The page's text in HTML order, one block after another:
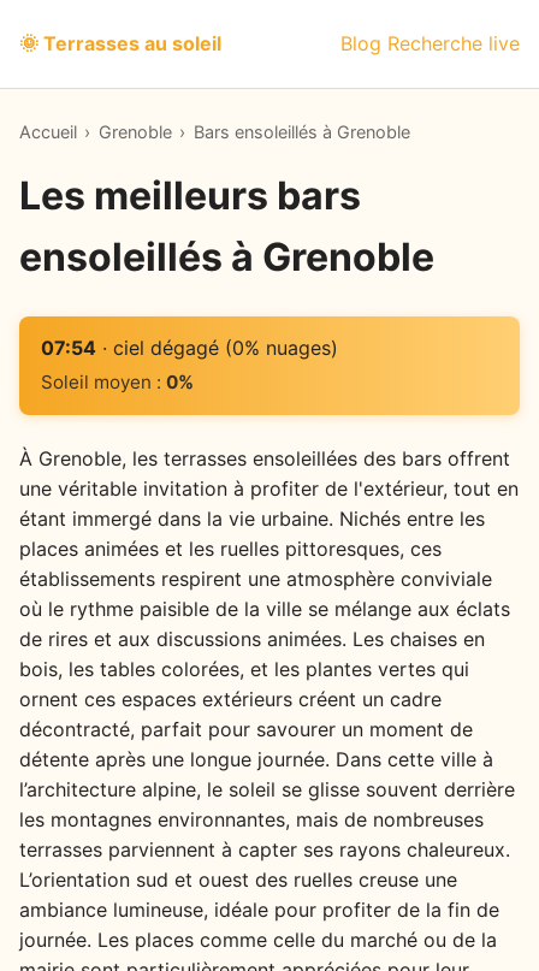
🌞 Terrasses au soleil Blog Recherche live
Accueil › Grenoble › Bars ensoleillés à Grenoble
Les meilleurs bars
ensoleillés à Grenoble
07:54· ciel dégagé (0% nuages)
Soleil moyen : 0%
À Grenoble, les terrasses ensoleillées des bars offrent
une véritable invitation à profiter de l'extérieur, tout en
étant immergé dans la vie urbaine. Nichés entre les
places animées et les ruelles pittoresques, ces
établissements respirent une atmosphère conviviale
où le rythme paisible de la ville se mélange aux éclats
de rires et aux discussions animées. Les chaises en
bois, les tables colorées, et les plantes vertes qui
ornent ces espaces extérieurs créent un cadre
décontracté, parfait pour savourer un moment de
détente après une longue journée. Dans cette ville à
l’architecture alpine, le soleil se glisse souvent derrière
les montagnes environnantes, mais de nombreuses
terrasses parviennent à capter ses rayons chaleureux.
L’orientation sud et ouest des ruelles creuse une
ambiance lumineuse, idéale pour profiter de la fin de
journée. Les places comme celle du marché ou de la